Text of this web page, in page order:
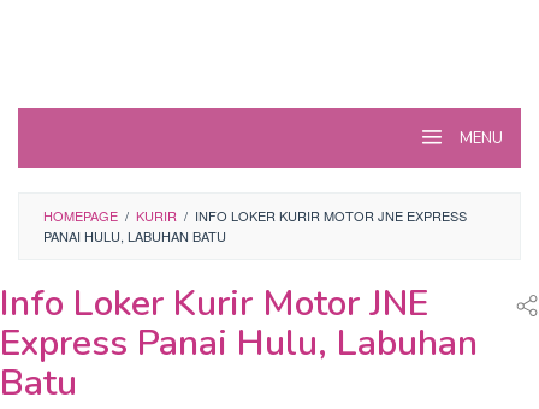
MENU
HOMEPAGE / KURIR / INFO LOKER KURIR MOTOR JNE EXPRESS
PANAI HULU, LABUHAN BATU
Info Loker Kurir Motor JNE
Express Panai Hulu, Labuhan
Batu